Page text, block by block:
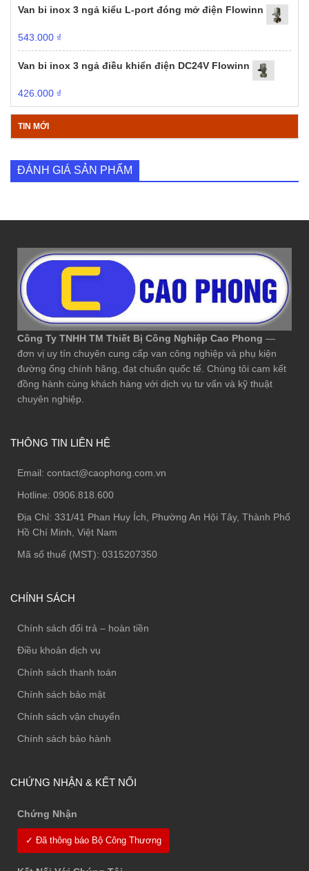
Van bi inox 3 ngả kiểu L-port đóng mở điện Flowinn
543.000 ₫
Van bi inox 3 ngả điều khiển điện DC24V Flowinn
426.000 ₫
TIN MỚI
ĐÁNH GIÁ SẢN PHẨM
Công Ty TNHH TM Thiết Bị Công Nghiệp Cao Phong —
đơn vị uy tín chuyên cung cấp van công nghiệp và phụ kiện
đường ống chính hãng, đạt chuẩn quốc tế. Chúng tôi cam kết
đồng hành cùng khách hàng với dịch vụ tư vấn và kỹ thuật
chuyên nghiệp.
THÔNG TIN LIÊN HỆ
Email: contact@caophong.com.vn
Hotline: 0906.818.600
Địa Chỉ: 331/41 Phan Huy Ích, Phường An Hội Tây, Thành Phố
Hồ Chí Minh, Việt Nam
Mã số thuế (MST): 0315207350
CHÍNH SÁCH
Chính sách đổi trả – hoàn tiền
Điều khoản dịch vụ
Chính sách thanh toán
Chính sách bảo mật
Chính sách vận chuyển
Chính sách bảo hành
CHỨNG NHẬN & KẾT NỐI
Chứng Nhận
✓ Đã thông báo Bộ Công Thương